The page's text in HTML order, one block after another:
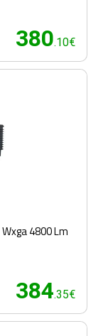
380.10€
4800 Lm
384.35€